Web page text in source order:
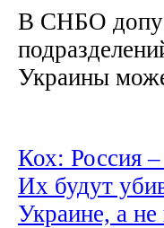
В СНБО
Украины
Кох: Россия
Их будут
Украине, а